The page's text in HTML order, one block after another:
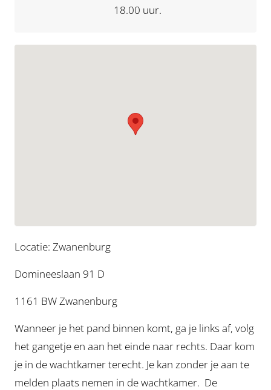
18.00 uur.
Locatie: Zwanenburg
Domineeslaan 91 D
1161 BW Zwanenburg
Wanneer je het pand binnen komt, ga je links af, volg
het gangetje en aan het einde naar rechts. Daar kom
je in de wachtkamer terecht. Je kan zonder je aan te
melden plaats nemen in de wachtkamer. De